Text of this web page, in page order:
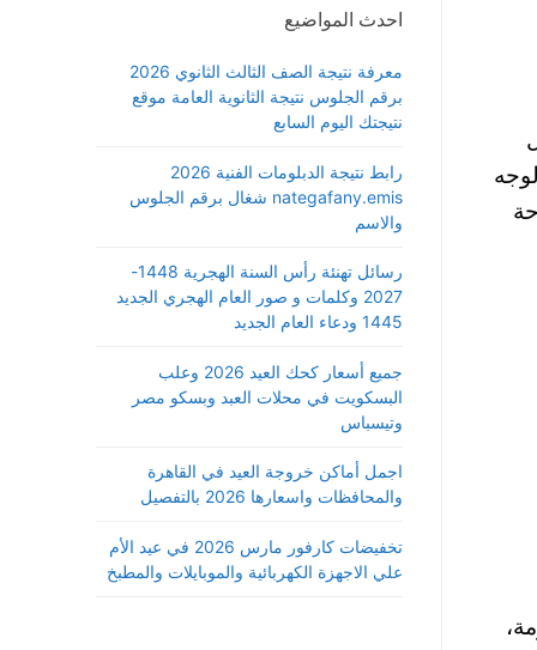
احدث المواضيع
معرفة نتيجة الصف الثالث الثانوي 2026
برقم الجلوس نتيجة الثانوية العامة موقع
نتيجتك اليوم السابع
رابط نتيجة الدبلومات الفنية 2026
nategafany.emis شغال برقم الجلوس
والاسم
رسائل تهنئة رأس السنة الهجرية 1448-
2027 وكلمات و صور العام الهجري الجديد
1445 ودعاء العام الجديد
جميع أسعار كحك العيد 2026 وعلب
البسكويت في محلات العبد وبسكو مصر
وتيسباس
اجمل أماكن خروجة العيد في القاهرة
والمحافظات واسعارها 2026 بالتفصيل
تخفيضات كارفور مارس 2026 في عيد الأم
علي الاجهزة الكهربائية والموبايلات والمطبخ